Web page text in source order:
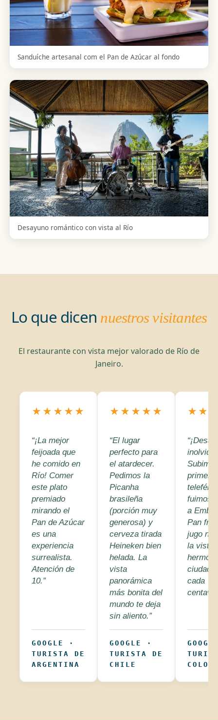
Sanduíche artesanal com el Pan de Azúcar al fondo
Desayuno romántico con vista al Río
Lo que dicen nuestros visitantes
El restaurante con vista mejor valorado de Río de
Janeiro.
★★★★★
“¡La mejor
feijoada que
he comido en
Río! Comer
este plato
premiado
mirando el
Pan de Azúcar
es una
experiencia
surrealista.
Atención de
10.”
GOOGLE ·
TURISTA DE
ARGENTINA
★★★★★
“El lugar
perfecto para
el atardecer.
Pedimos la
Picanha
brasileña
(porción muy
generosa) y
cerveza tirada
Heineken bien
helada. La
vista
panorámica
más bonita del
mundo te deja
sin aliento.”
GOOGLE ·
TURISTA DE
CHILE
primer
fuimos
a
Pan
jugo
la vista
ciudad.
cada